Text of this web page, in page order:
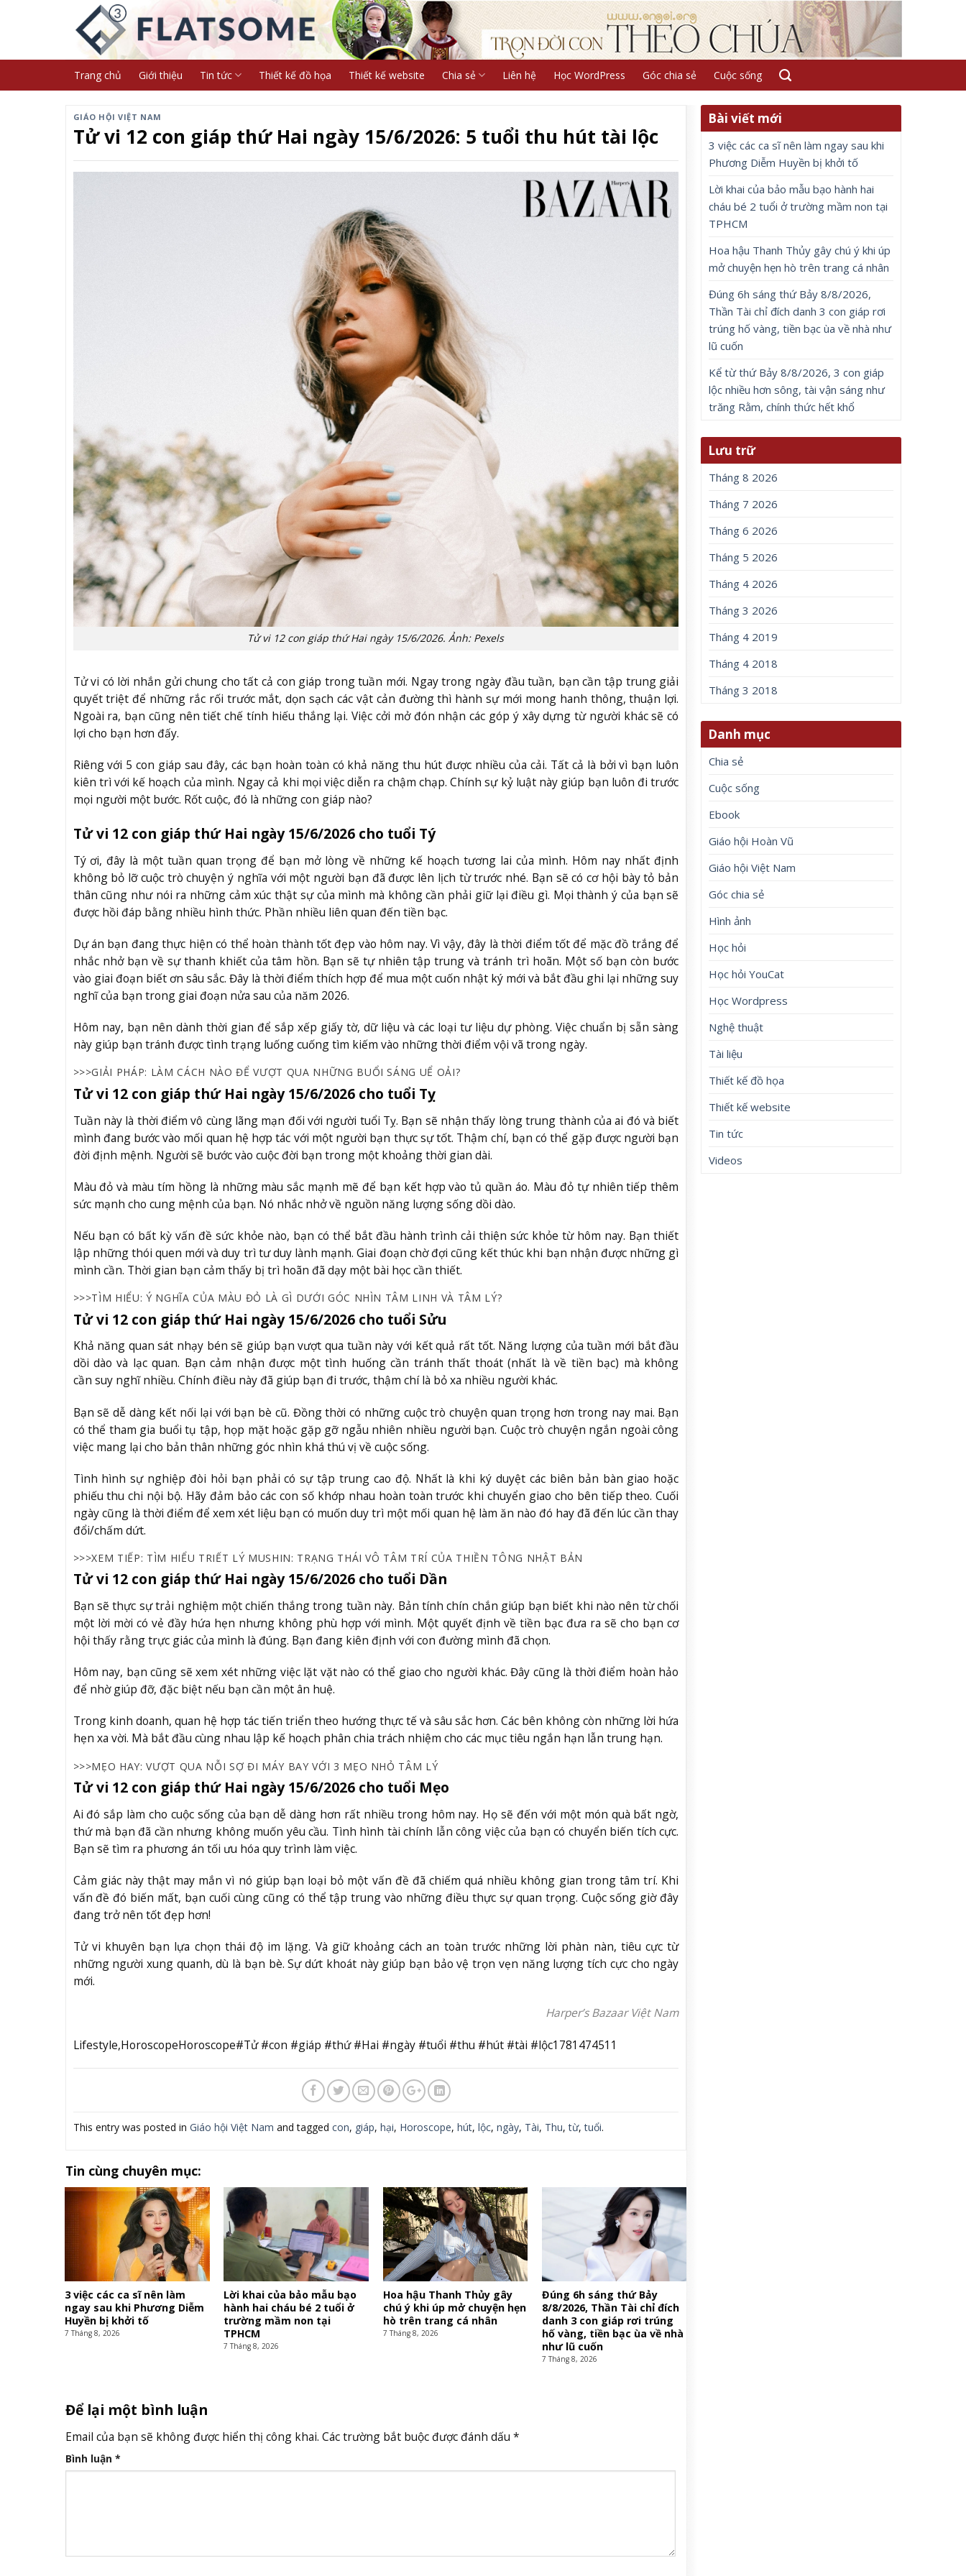
Trang chủ Giới thiệu Tin tức Thiết kế đồ họa Thiết kế website Chia sẻ Liên hệ Học WordPress Góc chia sẻ Cuộc sống
GIÁO HỘI VIỆT NAM
Tử vi 12 con giáp thứ Hai ngày 15/6/2026: 5 tuổi thu hút tài lộc
Tử vi 12 con giáp thứ Hai ngày 15/6/2026. Ảnh: Pexels
Tử vi có lời nhắn gửi chung cho tất cả con giáp trong tuần mới. Ngay trong ngày đầu tuần, bạn cần tập trung giải
quyết triệt để những rắc rối trước mắt, dọn sạch các vật cản đường thì hành sự mới mong hanh thông, thuận lợi.
Ngoài ra, bạn cũng nên tiết chế tính hiếu thắng lại. Việc cởi mở đón nhận các góp ý xây dựng từ người khác sẽ có
lợi cho bạn hơn đấy.
Riêng với 5 con giáp sau đây, các bạn hoàn toàn có khả năng thu hút được nhiều của cải. Tất cả là bởi vì bạn luôn
kiên trì với kế hoạch của mình. Ngay cả khi mọi việc diễn ra chậm chạp. Chính sự kỷ luật này giúp bạn luôn đi trước
mọi người một bước. Rốt cuộc, đó là những con giáp nào?
Tử vi 12 con giáp thứ Hai ngày 15/6/2026 cho tuổi Tý
Tý ơi, đây là một tuần quan trọng để bạn mở lòng về những kế hoạch tương lai của mình. Hôm nay nhất định
không bỏ lỡ cuộc trò chuyện ý nghĩa với một người bạn đã được lên lịch từ trước nhé. Bạn sẽ có cơ hội bày tỏ bản
thân cũng như nói ra những cảm xúc thật sự của mình mà không cần phải giữ lại điều gì. Mọi thành ý của bạn sẽ
được hồi đáp bằng nhiều hình thức. Phần nhiều liên quan đến tiền bạc.
Dự án bạn đang thực hiện có thể hoàn thành tốt đẹp vào hôm nay. Vì vậy, đây là thời điểm tốt để mặc đồ trắng để
nhắc nhở bạn về sự thanh khiết của tâm hồn. Bạn sẽ tự nhiên tập trung và tránh trì hoãn. Một số bạn còn bước
vào giai đoạn biết ơn sâu sắc. Đây là thời điểm thích hợp để mua một cuốn nhật ký mới và bắt đầu ghi lại những suy
nghĩ của bạn trong giai đoạn nửa sau của năm 2026.
Hôm nay, bạn nên dành thời gian để sắp xếp giấy tờ, dữ liệu và các loại tư liệu dự phòng. Việc chuẩn bị sẵn sàng
này giúp bạn tránh được tình trạng luống cuống tìm kiếm vào những thời điểm vội vã trong ngày.
>>>GIẢI PHÁP: LÀM CÁCH NÀO ĐỂ VƯỢT QUA NHỮNG BUỔI SÁNG UỂ OẢI?
Tử vi 12 con giáp thứ Hai ngày 15/6/2026 cho tuổi Tỵ
Tuần này là thời điểm vô cùng lãng mạn đối với người tuổi Tỵ. Bạn sẽ nhận thấy lòng trung thành của ai đó và biết
mình đang bước vào mối quan hệ hợp tác với một người bạn thực sự tốt. Thậm chí, bạn có thể gặp được người bạn
đời định mệnh. Người sẽ bước vào cuộc đời bạn trong một khoảng thời gian dài.
Màu đỏ và màu tím hồng là những màu sắc mạnh mẽ để bạn kết hợp vào tủ quần áo. Màu đỏ tự nhiên tiếp thêm
sức mạnh cho cung mệnh của bạn. Nó nhắc nhở về nguồn năng lượng sống dồi dào.
Nếu bạn có bất kỳ vấn đề sức khỏe nào, bạn có thể bắt đầu hành trình cải thiện sức khỏe từ hôm nay. Bạn thiết
lập những thói quen mới và duy trì tư duy lành mạnh. Giai đoạn chờ đợi cũng kết thúc khi bạn nhận được những gì
mình cần. Thời gian bạn cảm thấy bị trì hoãn đã dạy một bài học cần thiết.
>>>TÌM HIỂU:Ý NGHĨA CỦA MÀU ĐỎ LÀ GÌ DƯỚI GÓC NHÌN TÂM LINH VÀ TÂM LÝ?
Tử vi 12 con giáp thứ Hai ngày 15/6/2026 cho tuổi Sửu
Khả năng quan sát nhạy bén sẽ giúp bạn vượt qua tuần này với kết quả rất tốt. Năng lượng của tuần mới bắt đầu
dồi dào và lạc quan. Bạn cảm nhận được một tình huống cần tránh thất thoát (nhất là về tiền bạc) mà không
cần suy nghĩ nhiều. Chính điều này đã giúp bạn đi trước, thậm chí là bỏ xa nhiều người khác.
Bạn sẽ dễ dàng kết nối lại với bạn bè cũ. Đồng thời có những cuộc trò chuyện quan trọng hơn trong nay mai. Bạn
có thể tham gia buổi tụ tập, họp mặt hoặc gặp gỡ ngẫu nhiên nhiều người bạn. Cuộc trò chuyện ngắn ngoài công
việc mang lại cho bản thân những góc nhìn khá thú vị về cuộc sống.
Tình hình sự nghiệp đòi hỏi bạn phải có sự tập trung cao độ. Nhất là khi ký duyệt các biên bản bàn giao hoặc
phiếu thu chi nội bộ. Hãy đảm bảo các con số khớp nhau hoàn toàn trước khi chuyển giao cho bên tiếp theo. Cuối
ngày cũng là thời điểm để xem xét liệu bạn có muốn duy trì một mối quan hệ làm ăn nào đó hay đã đến lúc cần thay
đổi/chấm dứt.
>>>XEM TIẾP: TÌM HIỂU TRIẾT LÝ MUSHIN: TRẠNG THÁI VÔ TÂM TRÍ CỦA THIỀN TÔNG NHẬT BẢN
Tử vi 12 con giáp thứ Hai ngày 15/6/2026 cho tuổi Dần
Bạn sẽ thực sự trải nghiệm một chiến thắng trong tuần này. Bản tính chín chắn giúp bạn biết khi nào nên từ chối
một lời mời có vẻ đầy hứa hẹn nhưng không phù hợp với mình. Một quyết định về tiền bạc đưa ra sẽ cho bạn cơ
hội thấy rằng trực giác của mình là đúng. Bạn đang kiên định với con đường mình đã chọn.
Hôm nay, bạn cũng sẽ xem xét những việc lặt vặt nào có thể giao cho người khác. Đây cũng là thời điểm hoàn hảo
để nhờ giúp đỡ, đặc biệt nếu bạn cần một ân huệ.
Trong kinh doanh, quan hệ hợp tác tiến triển theo hướng thực tế và sâu sắc hơn. Các bên không còn những lời hứa
hẹn xa vời. Mà bắt đầu cùng nhau lập kế hoạch phân chia trách nhiệm cho các mục tiêu ngắn hạn lẫn trung hạn.
>>>MẸO HAY:VƯỢT QUA NỖI SỢ ĐI MÁY BAY VỚI 3 MẸO NHỎ TÂM LÝ
Tử vi 12 con giáp thứ Hai ngày 15/6/2026 cho tuổi Mẹo
Ai đó sắp làm cho cuộc sống của bạn dễ dàng hơn rất nhiều trong hôm nay. Họ sẽ đến với một món quà bất ngờ,
thứ mà bạn đã cần nhưng không muốn yêu cầu. Tình hình tài chính lẫn công việc của bạn có chuyển biến tích cực.
Bạn sẽ tìm ra phương án tối ưu hóa quy trình làm việc.
Cảm giác này thật may mắn vì nó giúp bạn loại bỏ một vấn đề đã chiếm quá nhiều không gian trong tâm trí. Khi
vấn đề đó biến mất, bạn cuối cùng cũng có thể tập trung vào những điều thực sự quan trọng. Cuộc sống giờ đây
đang trở nên tốt đẹp hơn!
Tử vi khuyên bạn lựa chọn thái độ im lặng. Và giữ khoảng cách an toàn trước những lời phàn nàn, tiêu cực từ
những người xung quanh, dù là bạn bè. Sự dứt khoát này giúp bạn bảo vệ trọn vẹn năng lượng tích cực cho ngày
mới.
Harper’s Bazaar Việt Nam
Lifestyle,HoroscopeHoroscope#Tử #con #giáp #thứ #Hai #ngày #tuổi #thu #hút #tài #lộc1781474511
This entry was posted in Giáo hội Việt Nam and tagged con, giáp, hại, Horoscope, hút, lộc, ngày, Tài, Thu,từ,tuổi.
Tin cùng chuyên mục:
3 việc các ca sĩ nên làm
ngay sau khi Phương Diễm
Huyền bị khởi tố
7 Tháng 8, 2026
Lời khai của bảo mẫu bạo
hành hai cháu bé 2 tuổi ở
trường mầm non tại
TPHCM
7 Tháng 8, 2026
Hoa hậu Thanh Thủy gây
chú ý khi úp mở chuyện hẹn
hò trên trang cá nhân
7 Tháng 8, 2026
Đúng 6h sáng thứ Bảy
8/8/2026, Thần Tài chỉ đích
danh 3 con giáp rơi trúng
hố vàng, tiền bạc ùa về nhà
như lũ cuốn
7 Tháng 8, 2026
Để lại một bình luận
Email của bạn sẽ không được hiển thị công khai. Các trường bắt buộc được đánh dấu *
Bình luận *
Bài viết mới
3 việc các ca sĩ nên làm ngay sau khi
Phương Diễm Huyền bị khởi tố
Lời khai của bảo mẫu bạo hành hai
cháu bé 2 tuổi ở trường mầm non tại
TPHCM
Hoa hậu Thanh Thủy gây chú ý khi úp
mở chuyện hẹn hò trên trang cá nhân
Đúng 6h sáng thứ Bảy 8/8/2026,
Thần Tài chỉ đích danh 3 con giáp rơi
trúng hố vàng, tiền bạc ùa về nhà như
lũ cuốn
Kể từ thứ Bảy 8/8/2026, 3 con giáp
lộc nhiều hơn sông, tài vận sáng như
trăng Rằm, chính thức hết khổ
Lưu trữ
Tháng 8 2026
Tháng 7 2026
Tháng 6 2026
Tháng 5 2026
Tháng 4 2026
Tháng 3 2026
Tháng 4 2019
Tháng 4 2018
Tháng 3 2018
Danh mục
Chia sẻ
Cuộc sống
Ebook
Giáo hội Hoàn Vũ
Giáo hội Việt Nam
Góc chia sẻ
Hình ảnh
Học hỏi
Học hỏi YouCat
Học Wordpress
Nghệ thuật
Tài liệu
Thiết kế đồ họa
Thiết kế website
Tin tức
Videos